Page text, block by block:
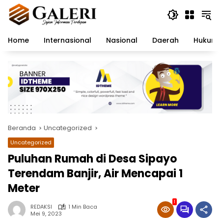
Langsung
konten
Home
Internasional Nasional Daerah
Beranda Uncategorized
Uncategorized
Puluhan Rumah di Desa Sipayo
Terendam Banjir, Air Mencapai 1
Meter
REDAKSI
1 Min Baca
Mei 9, 2023
1